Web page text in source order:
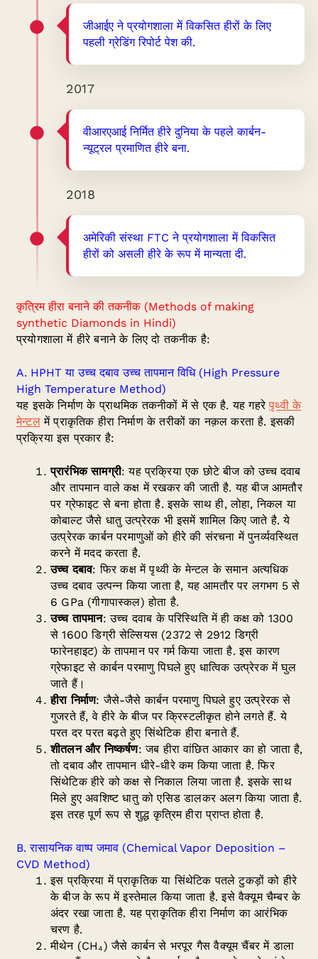
जीआईए ने प्रयोगशाला में विकसित हीरों के लिए
पहली ग्रेडिंग रिपोर्ट पेश की.
2017
वीआरएआई निर्मित हीरे दुनिया के पहले कार्बन-
न्यूट्रल प्रमाणित हीरे बना.
2018
अमेरिकी संस्था FTC ने प्रयोगशाला में विकसित
हीरों को असली हीरे के रूप में मान्यता दी.
कृत्रिम हीरा बनाने की तकनीक (Methods of making
synthetic Diamonds in Hindi)
प्रयोगशाला में हीरे बनाने के लिए दो तकनीक है:
A. HPHT या उच्च दबाव उच्च तापमान विधि (High Pressure
High Temperature Method)
यह इसके निर्माण के प्राथमिक तकनीकों में से एक है. यह गहरेपृथ्वी के
मेन्टलमें प्राकृतिक हीरा निर्माण के तरीकों का नक़ल करता है. इसकी
प्रक्रिया इस प्रकार है:
प्रारंभिक सामग्री: यह प्रक्रिया एक छोटे बीज को उच्च दवाब
और तापमान वाले कक्ष में रखकर की जाती है. यह बीज आमतौर
पर ग्रेफाइट से बना होता है. इसके साथ ही, लोहा, निकल या
कोबाल्ट जैसे धातु उत्प्रेरक भी इसमें शामिल किए जाते है. ये
उत्प्रेरक कार्बन परमाणुओं को हीरे की संरचना में पुनर्व्यवस्थित
करने में मदद करता है.
उच्च दबाव: फिर कक्ष में पृथ्वी के मेन्टल के समान अत्यधिक
उच्च दबाव उत्पन्न किया जाता है, यह आमतौर पर लगभग 5 से
6 GPa (गीगापास्कल) होता है.
उच्च तापमान: उच्च दवाब के परिस्थिति में ही कक्ष को 1300
से 1600 डिग्री सेल्सियस (2372 से 2912 डिग्री
फारेनहाइट) के तापमान पर गर्म किया जाता है. इस कारण
ग्रेफाइट से कार्बन परमाणु पिघले हुए धात्विक उत्प्रेरक में घुल
जाते हैं।
हीरा निर्माण: जैसे-जैसे कार्बन परमाणु पिघले हुए उत्प्रेरक से
गुजरते हैं, वे हीरे के बीज पर क्रिस्टलीकृत होने लगते हैं. ये
परत दर परत बढ़ते हुए सिंथेटिक हीरा बनाते हैं.
शीतलन और निष्कर्षण: जब हीरा वांछित आकार का हो जाता है,
तो दबाव और तापमान धीरे-धीरे कम किया जाता है. फिर
सिंथेटिक हीरे को कक्ष से निकाल लिया जाता है. इसके साथ
मिले हुए अवशिष्ट धातु को एसिड डालकर अलग किया जाता है.
इस तरह पूर्ण रूप से शुद्ध कृत्रिम हीरा प्राप्त होता है.
B. रासायनिक वाष्प जमाव (Chemical Vapor Deposition –
CVD Method)
इस प्रक्रिया में प्राकृतिक या सिंथेटिक पतले टुकड़ों को हीरे
के बीज के रूप में इस्तेमाल किया जाता है. इसे वैक्यूम चैम्बर के
अंदर रखा जाता है. यह प्राकृतिक हीरा निर्माण का आरंभिक
चरण है.
मीथेन (CH₄) जैसे कार्बन से भरपूर गैस वैक्यूम चैंबर में डाला